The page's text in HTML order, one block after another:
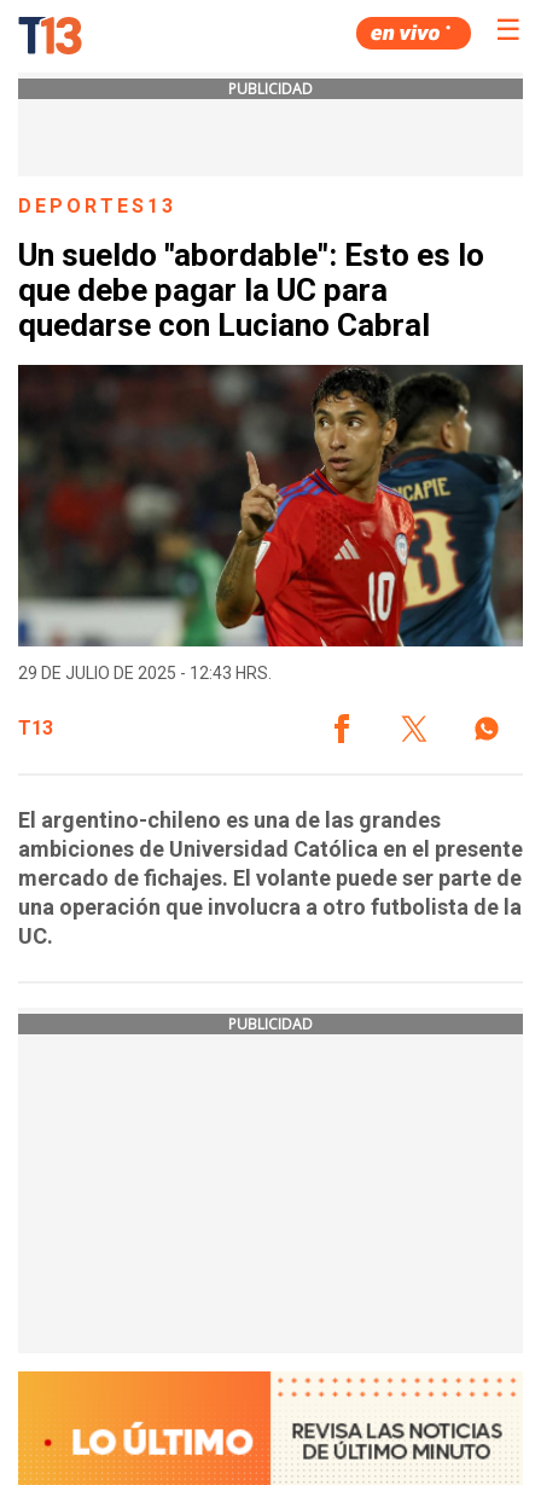
☰
PUBLICIDAD
DEPORTES13
Un sueldo "abordable": Esto es lo
que debe pagar la UC para
quedarse con Luciano Cabral
29 DE JULIO DE 2025 - 12:43 HRS.
T13
El argentino-chileno es una de las grandes
ambiciones de Universidad Católica en el presente
mercado de fichajes. El volante puede ser parte de
una operación que involucra a otro futbolista de la
UC.
PUBLICIDAD